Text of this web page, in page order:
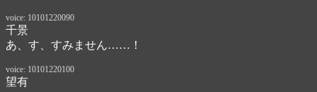
voice: 10101220090
千景
あ、す、すみません……！
voice: 10101220100
望有